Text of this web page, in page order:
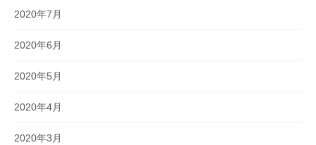
2020年7月
2020年6月
2020年5月
2020年4月
2020年3月